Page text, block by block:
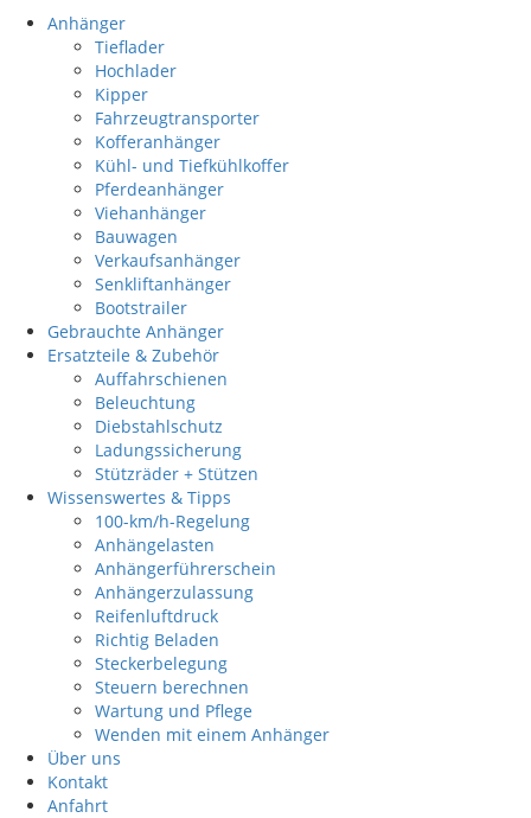
Anhänger
Tieflader
Hochlader
Kipper
Fahrzeugtransporter
Kofferanhänger
Kühl- und Tiefkühlkoffer
Pferdeanhänger
Viehanhänger
Bauwagen
Verkaufsanhänger
Senkliftanhänger
Bootstrailer
Gebrauchte Anhänger
Ersatzteile & Zubehör
Auffahrschienen
Beleuchtung
Diebstahlschutz
Ladungssicherung
Stützräder + Stützen
Wissenswertes & Tipps
100-km/h-Regelung
Anhängelasten
Anhängerführerschein
Anhängerzulassung
Reifenluftdruck
Richtig Beladen
Steckerbelegung
Steuern berechnen
Wartung und Pflege
Wenden mit einem Anhänger
Über uns
Kontakt
Anfahrt